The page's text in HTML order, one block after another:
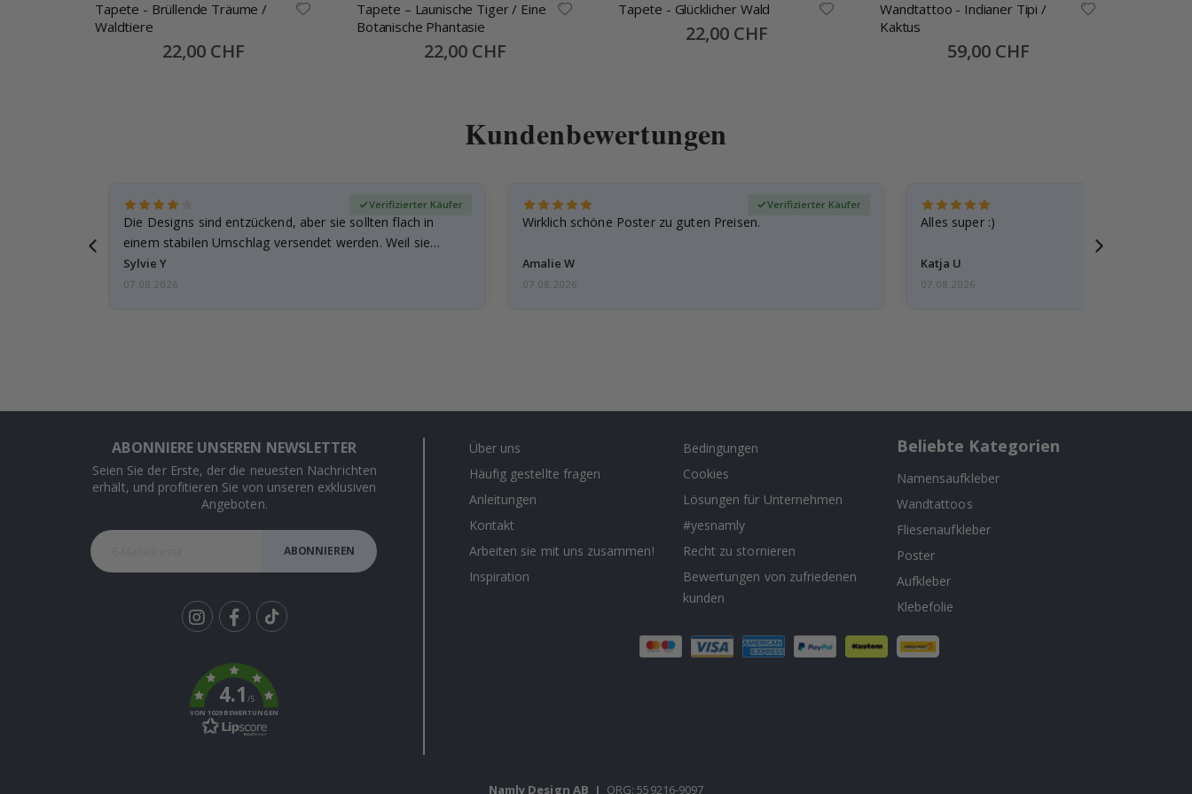
Tapete - Brüllende Träume /
Waldtiere
Special
Price
22,00 CHF
Tapete – Launische Tiger / Eine
Botanische Phantasie
Special
Price
22,00 CHF
Tapete - Glücklicher Wald
Special
Price
22,00 CHF
Wandtattoo - Indianer Tipi /
Kaktus
Special
Price
59,00 CHF
Kundenbewertungen
Die Designs sind entzückend, aber sie sollten flach in
einem stabilen Umschlag versendet werden. Weil sie…
Sylvie Y
Verifizierter Käufer
07.08.2026
Wirklich schöne Poster zu guten Preisen.
Amalie W
Verifizierter Käufer
07.08.2026
Alles super :)
Katja U
07.08.2026
ABONNIERE UNSEREN NEWSLETTER
Seien Sie der Erste, der die neuesten Nachrichten
erhält, und profitieren Sie von unseren exklusiven
Angeboten.
ABONNIEREN
k
4.1/5
VON 1029 BEWERTUNGEN
Über uns
Häufig gestellte fragen
Anleitungen
Kontakt
Arbeiten sie mit uns zusammen!
Inspiration
Bedingungen
Cookies
Lösungen für Unternehmen
#yesnamly
Recht zu stornieren
Bewertungen von zufriedenen
kunden
Beliebte Kategorien
Namensaufkleber
Wandtattoos
Fliesenaufkleber
Poster
Aufkleber
Klebefolie
Namly Design AB | ORG: 559216-9097